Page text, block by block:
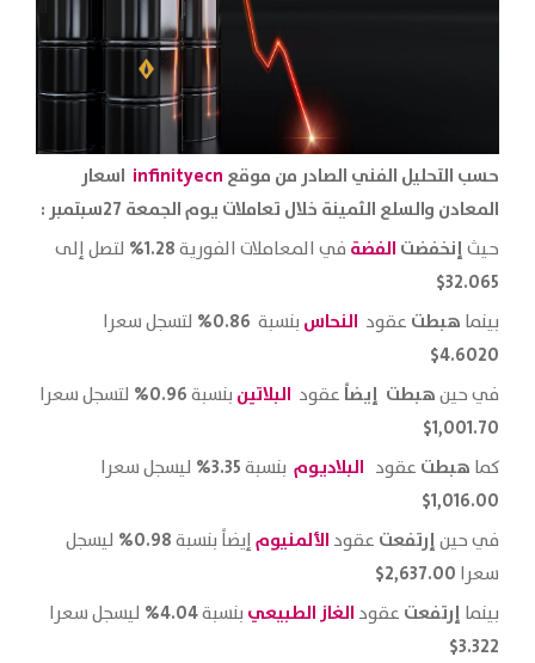
حسب التحليل الفني الصادر من موقع infinityecn اسعار
المعادن والسلع الثمينة خلال تعاملات يوم الجمعة 27سبتمبر :
حيثإنخفضت الفضة في المعاملات الفورية1.28% لتصل إلى
32.065$
بينما هبطت عقود النحاس بنسبة 0.86% لتسجل سعرا
4.6020$
في حينهبطت إيضاً عقود البلاتين بنسبة0.96% لتسجل سعرا
1,001.70$
كما هبطت عقود البلاديوم بنسبة3.35% ليسجل سعرا
1,016.00$
في حينإرتفعت عقود الألمنيومإيضاً بنسبة0.98%
ليسجل
سعرا 2,637.00$
بينما إرتفعت عقود الغاز الطبيعي بنسبة4.04% ليسجل سعرا
3.322$